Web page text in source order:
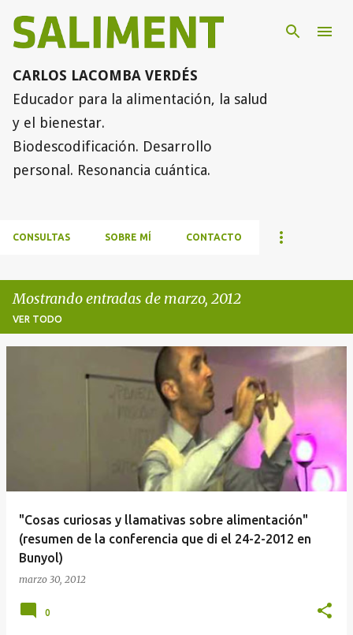
Ir al contenido principal
CARLOS LACOMBA VERDÉS
Educador para la alimentación, la salud
y el bienestar.
Biodescodificación. Desarrollo
personal. Resonancia cuántica.
CONSULTAS SOBRE MÍ CONTACTO
Mostrando entradas de marzo, 2012
VER TODO
"Cosas curiosas y llamativas sobre alimentación"
(resumen de la conferencia que di el 24-2-2012 en
Bunyol)
marzo 30, 2012
0